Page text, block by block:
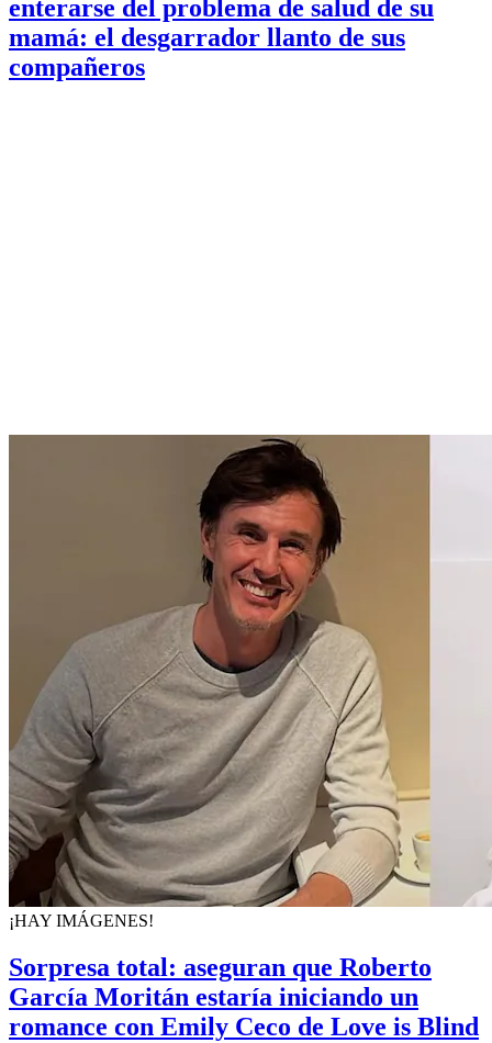
enterarse del problema de salud de su
mamá: el desgarrador llanto de sus
compañeros
¡HAY IMÁGENES!
Sorpresa total: aseguran que Roberto
García Moritán estaría iniciando un
romance con Emily Ceco de Love is Blind